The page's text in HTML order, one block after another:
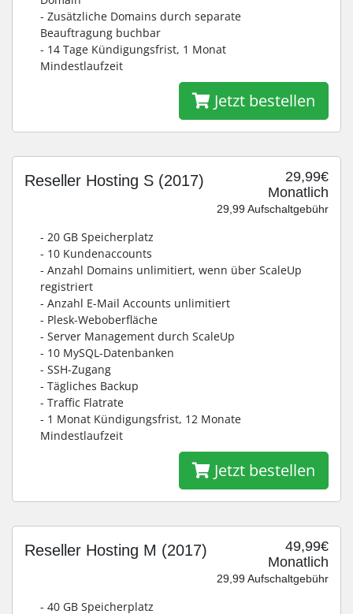
- Zusätzliche Domains durch separate
Beauftragung buchbar
- 14 Tage Kündigungsfrist, 1 Monat
Mindestlaufzeit
Jetzt bestellen
29,99€
Monatlich
29,99 Aufschaltgebühr
Reseller Hosting S (2017)
- 20 GB Speicherplatz
- 10 Kundenaccounts
- Anzahl Domains unlimitiert, wenn über ScaleUp
registriert
- Anzahl E-Mail Accounts unlimitiert
- Plesk-Weboberfläche
- Server Management durch ScaleUp
- 10 MySQL-Datenbanken
- SSH-Zugang
- Tägliches Backup
- Traffic Flatrate
- 1 Monat Kündigungsfrist, 12 Monate
Mindestlaufzeit
Jetzt bestellen
49,99€
Monatlich
29,99 Aufschaltgebühr
Reseller Hosting M (2017)
- 40 GB Speicherplatz